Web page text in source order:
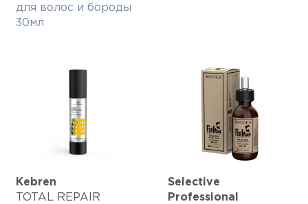
для волос и бороды
30мл
Kebren
TOTAL REPAIR
Selective
Professional